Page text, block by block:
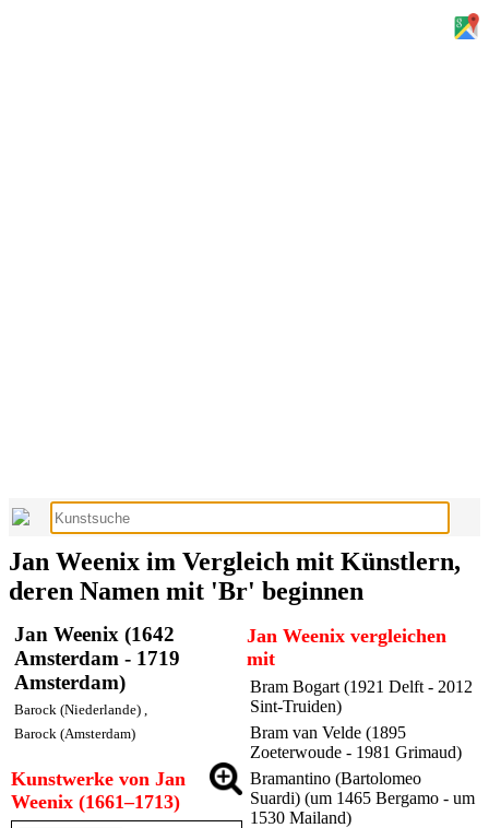
Jan Weenix im Vergleich mit Künstlern,
deren Namen mit 'Br' beginnen
Jan Weenix (1642
Amsterdam - 1719
Amsterdam)
Barock (Niederlande) ,
Barock (Amsterdam)
Kunstwerke von Jan
Weenix (1661–1713)
Jan Weenix vergleichen
mit
Bram Bogart (1921 Delft - 2012
Sint-Truiden)
Bram van Velde (1895
Zoeterwoude - 1981 Grimaud)
Bramantino (Bartolomeo
Suardi) (um 1465 Bergamo - um
1530 Mailand)